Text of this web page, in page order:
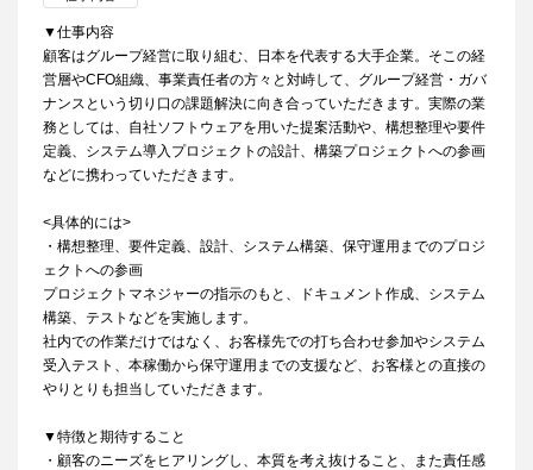
▼仕事内容
顧客はグループ経営に取り組む、日本を代表する大手企業。そこの経
営層やCFO組織、事業責任者の方々と対峙して、グループ経営・ガバ
ナンスという切り口の課題解決に向き合っていただきます。実際の業
務としては、自社ソフトウェアを用いた提案活動や、構想整理や要件
定義、システム導入プロジェクトの設計、構築プロジェクトへの参画
などに携わっていただきます。
<具体的には>
・構想整理、要件定義、設計、システム構築、保守運用までのプロジ
ェクトへの参画
プロジェクトマネジャーの指示のもと、ドキュメント作成、システム
構築、テストなどを実施します。
社内での作業だけではなく、お客様先での打ち合わせ参加やシステム
受入テスト、本稼働から保守運用までの支援など、お客様との直接の
やりとりも担当していただきます。
▼特徴と期待すること
・顧客のニーズをヒアリングし、本質を考え抜けること、また責任感